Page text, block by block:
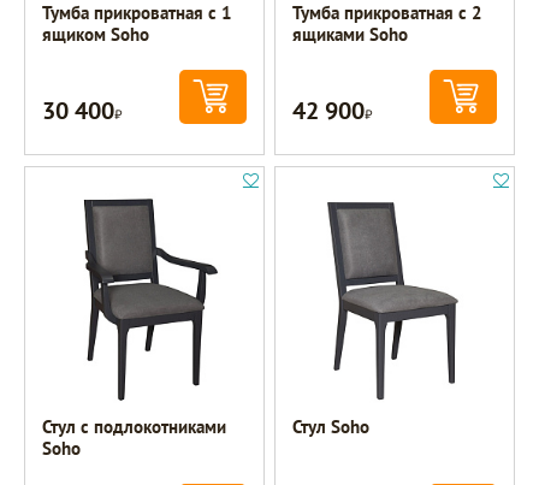
Тумба прикроватная с 1
ящиком Soho
30 400Р
Тумба прикроватная с 2
ящиками Soho
42 900Р
Стул с подлокотниками
Soho
Стул Soho